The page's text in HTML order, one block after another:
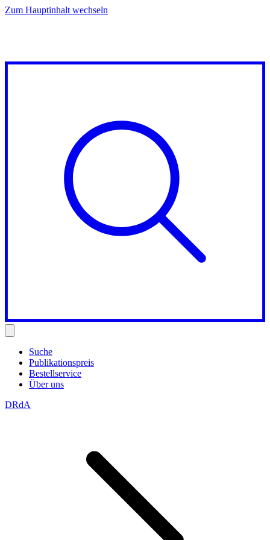
Zum Hauptinhalt wechseln
Suche
Publikationspreis
Bestellservice
Über uns
DRdA